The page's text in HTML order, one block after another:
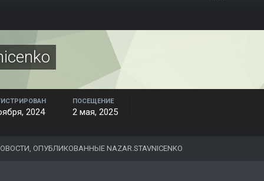
2024
ПОСЕЩЕНИЕ
2 мая, 2025
ОПУБЛИКОВАННЫЕ NAZAR.STAVNICENKO